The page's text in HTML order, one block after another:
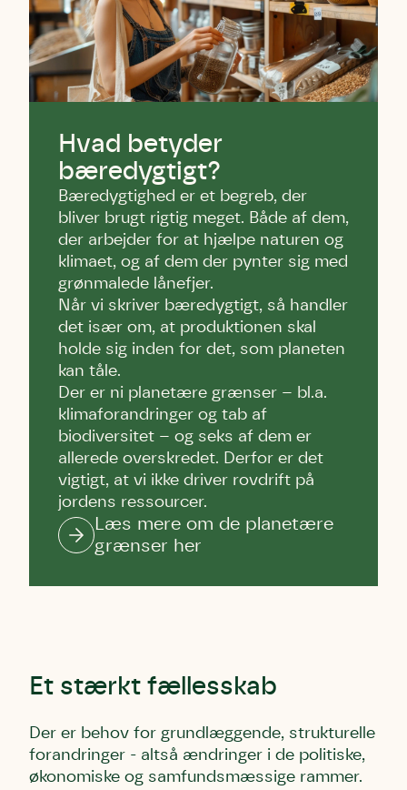
Hvad betyder
bæredygtigt?
Bæredygtighed er et begreb, der
bliver brugt rigtig meget. Både af dem,
der arbejder for at hjælpe naturen og
klimaet, og af dem der pynter sig med
grønmalede lånefjer.
Når vi skriver bæredygtigt, så handler
det især om, at produktionen skal
holde sig inden for det, som planeten
kan tåle.
Der er ni planetære grænser – bl.a.
klimaforandringer og tab af
biodiversitet – og seks af dem er
allerede overskredet. Derfor er det
vigtigt, at vi ikke driver rovdrift på
jordens ressourcer.
Læs mere om de planetære
grænser her
Et stærkt fællesskab
Der er behov for grundlæggende, strukturelle
forandringer - altså ændringer i de politiske,
økonomiske og samfundsmæssige rammer.